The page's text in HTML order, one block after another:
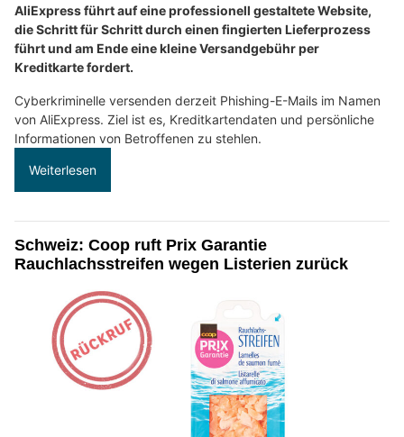
AliExpress führt auf eine professionell gestaltete Website,
die Schritt für Schritt durch einen fingierten Lieferprozess
führt und am Ende eine kleine Versandgebühr per
Kreditkarte fordert.
Cyberkriminelle versenden derzeit Phishing-E-Mails im Namen
von AliExpress. Ziel ist es, Kreditkartendaten und persönliche
Informationen von Betroffenen zu stehlen.
Weiterlesen
Schweiz: Coop ruft Prix Garantie
Rauchlachsstreifen wegen Listerien zurück